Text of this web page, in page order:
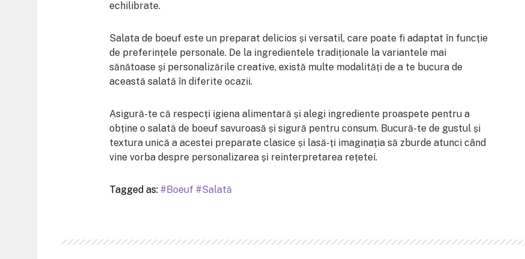
echilibrate.
Salata de boeuf este un preparat delicios și versatil, care poate fi adaptat în funcție
de preferințele personale. De la ingredientele tradiționale la variantele mai
sănătoase și personalizările creative, există multe modalități de a te bucura de
această salată în diferite ocazii.
Asigură-te că respecți igiena alimentară și alegi ingrediente proaspete pentru a
obține o salată de boeuf savuroasă și sigură pentru consum. Bucură-te de gustul și
textura unică a acestei preparate clasice și lasă-ți imaginația să zburde atunci când
vine vorba despre personalizarea și reinterpretarea rețetei.
Tagged as: Boeuf Salată